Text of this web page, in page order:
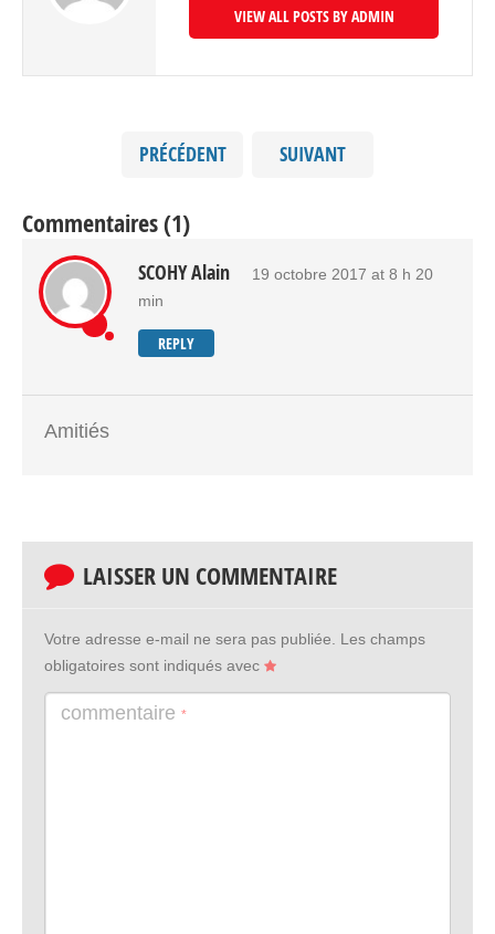
VIEW ALL POSTS BY ADMIN
PRÉCÉDENT SUIVANT
Commentaires (1)
SCOHY Alain
19 octobre 2017 at 8 h 20
min
REPLY
Amitiés
LAISSER UN COMMENTAIRE
Votre adresse e-mail ne sera pas publiée.
Les champs
obligatoires sont indiqués avec
commentaire *